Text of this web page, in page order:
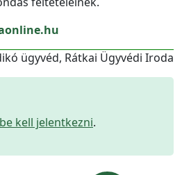
ügyvéd, Rátkai Ügyvédi Iroda
be kell jelentkezni.